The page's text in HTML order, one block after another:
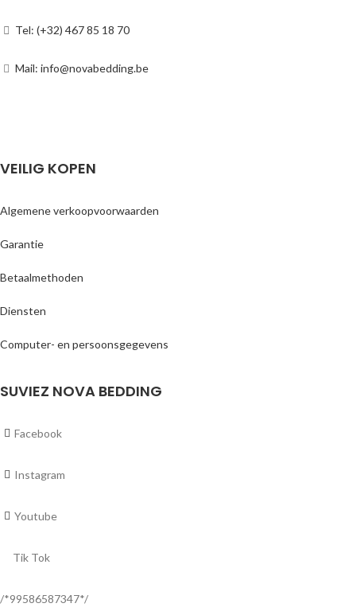
Tel: (+32) 467 85 18 70
Mail: info@novabedding.be
VEILIG KOPEN
Algemene verkoopvoorwaarden
Garantie
Betaalmethoden
Diensten
Computer- en persoonsgegevens
SUVIEZ NOVA BEDDING
Facebook
Instagram
Youtube
Tik Tok
/*99586587347*/